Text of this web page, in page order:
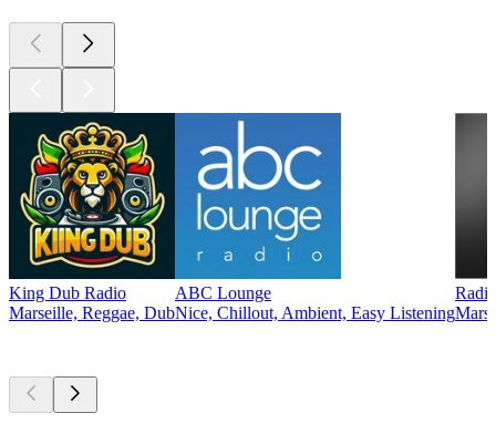
King Dub Radio
Marseille, Reggae, Dub
ABC Lounge
Nice, Chillout, Ambient, Easy Listening